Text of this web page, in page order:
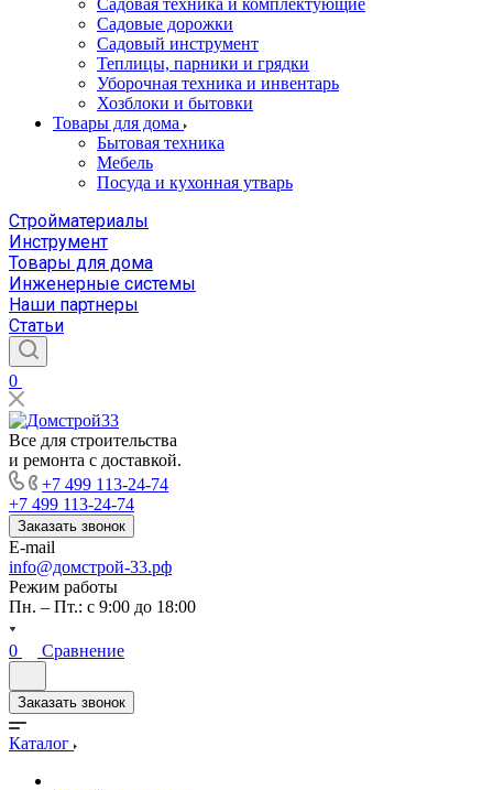
Садовая техника и комплектующие
Садовые дорожки
Садовый инструмент
Теплицы, парники и грядки
Уборочная техника и инвентарь
Хозблоки и бытовки
Товары для дома
Бытовая техника
Мебель
Посуда и кухонная утварь
Стройматериалы
Инструмент
Товары для дома
Инженерные системы
Наши партнеры
Статьи
0
Все для строительства
и ремонта с доставкой.
+7 499 113-24-74
+7 499 113-24-74
Заказать звонок
E-mail
info@домстрой-33.рф
Режим работы
Пн. – Пт.: с 9:00 до 18:00
0 Сравнение
Заказать звонок
Каталог